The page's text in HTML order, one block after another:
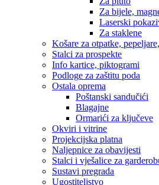
Za bijele,
Laserski
Za staklene
Košare za otpatke,
Stalci za prospekte
Info kartice, piktogrami
Podloge za zaštitu poda
Ostala oprema
Poštanski sandučići
Blagajne
Ormarići za ključeve
Okviri i vitrine
Projekcijska platna
Naljepnice za obavijesti
Stalci i vješalice za
Sustavi pregrada
Ugostiteljstvo